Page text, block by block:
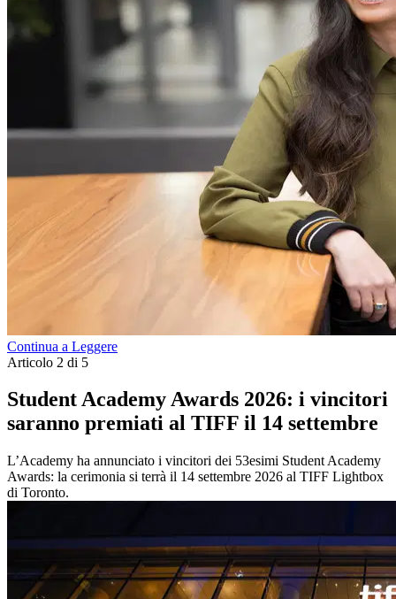
Continua a Leggere
Articolo 2 di 5
Student Academy Awards 2026: i vincitori
saranno premiati al TIFF il 14 settembre
L’Academy ha annunciato i vincitori dei 53esimi Student Academy
Awards: la cerimonia si terrà il 14 settembre 2026 al TIFF Lightbox
di Toronto.